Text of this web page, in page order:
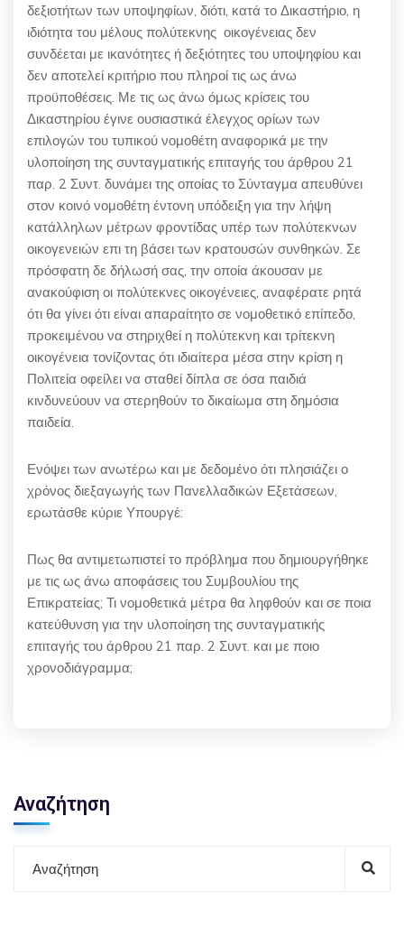
δεξιοτήτων των υποψηφίων, διότι, κατά το Δικαστήριο, η
ιδιότητα του μέλους πολύτεκνης οικογένειας δεν
συνδέεται με ικανότητες ή δεξιότητες του υποψηφίου και
δεν αποτελεί κριτήριο που πληροί τις ως άνω
προϋποθέσεις. Με τις ως άνω όμως κρίσεις του
Δικαστηρίου έγινε ουσιαστικά έλεγχος ορίων των
επιλογών του τυπικού νομοθέτη αναφορικά με την
υλοποίηση της συνταγματικής επιταγής του άρθρου 21
παρ. 2 Συντ. δυνάμει της οποίας το Σύνταγμα απευθύνει
στον κοινό νομοθέτη έντονη υπόδειξη για την λήψη
κατάλληλων μέτρων φροντίδας υπέρ των πολύτεκνων
οικογενειών επι τη βάσει των κρατουσών συνθηκών. Σε
πρόσφατη δε δήλωσή σας, την οποία άκουσαν με
ανακούφιση οι πολύτεκνες οικογένειες, αναφέρατε ρητά
ότι θα γίνει ότι είναι απαραίτητο σε νομοθετικό επίπεδο,
προκειμένου να στηριχθεί η πολύτεκνη και τρίτεκνη
οικογένεια τονίζοντας ότι ιδιαίτερα μέσα στην κρίση η
Πολιτεία οφείλει να σταθεί δίπλα σε όσα παιδιά
κινδυνεύουν να στερηθούν το δικαίωμα στη δημόσια
παιδεία.
Ενόψει των ανωτέρω και με δεδομένο ότι πλησιάζει ο
χρόνος διεξαγωγής των Πανελλαδικών Εξετάσεων,
ερωτάσθε κύριε Υπουργέ:
Πως θα αντιμετωπιστεί το πρόβλημα που δημιουργήθηκε
με τις ως άνω αποφάσεις του Συμβουλίου της
Επικρατείας; Τι νομοθετικά μέτρα θα ληφθούν και σε ποια
κατεύθυνση για την υλοποίηση της συνταγματικής
επιταγής του άρθρου 21 παρ. 2 Συντ. και με ποιο
χρονοδιάγραμμα;
Αναζήτηση